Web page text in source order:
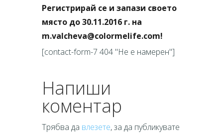
Регистрирай се и запази своето
място до 30.11.2016 г. на
m.valcheva@colormelife.com!
[contact-form-7 404 "Не е намерен"]
Напиши
коментар
Трябва да влезете, за да публикувате